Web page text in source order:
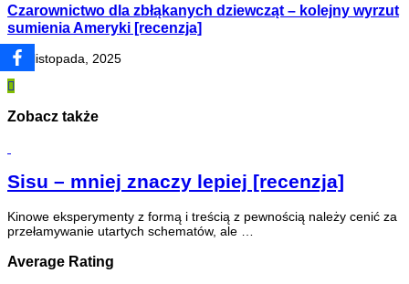
Czarownictwo dla zbłąkanych dziewcząt – kolejny wyrzut
sumienia Ameryki [recenzja]
13 listopada, 2025
Zobacz także
Sisu – mniej znaczy lepiej [recenzja]
Kinowe eksperymenty z formą i treścią z pewnością należy cenić za
przełamywanie utartych schematów, ale …
Average Rating